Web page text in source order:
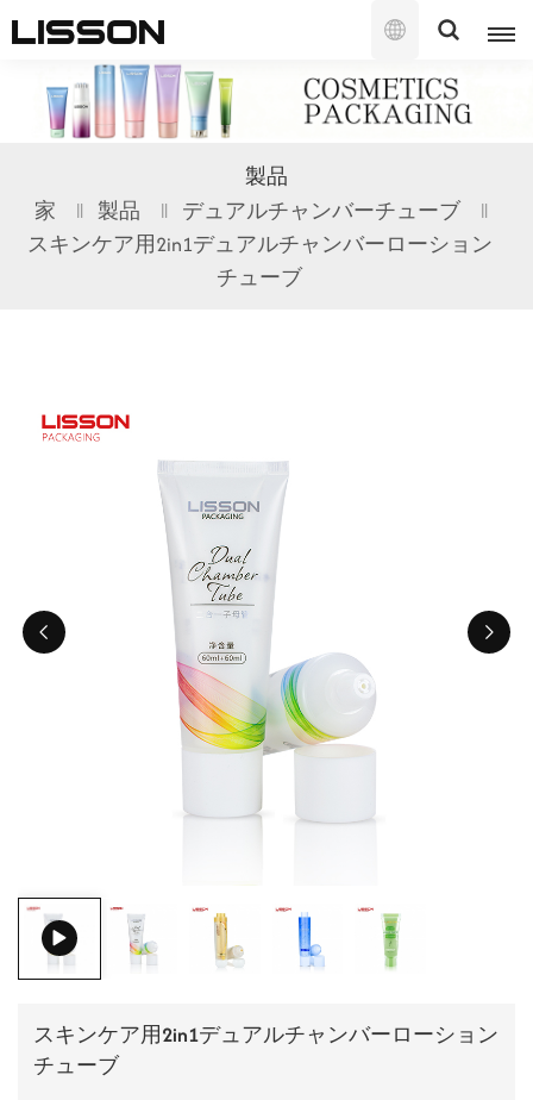
語
English
français
русский
日本語
한국의
ไทย
中文
製品
家 製品
デュアルチャンバーチューブ
スキンケア用2in1デュアルチャンバーローション
チューブ
スキンケア用2in1デュアルチャンバーローション
チューブ